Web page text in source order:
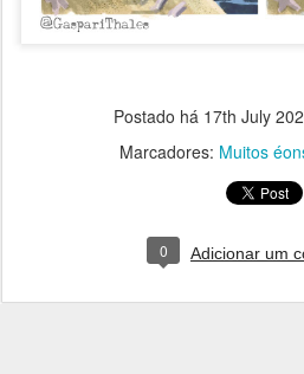
Postado há 17th July
Marcadores: Muitos
0 Adicionar um